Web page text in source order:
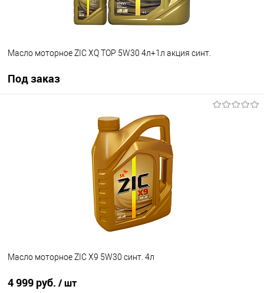
Масло моторное ZIC XQ TOP 5W30 4л+1л акция синт.
Под заказ
Под заказ
Под заказ
Масло моторное ZIC X9 5W30 синт. 4л
4 999 руб. / шт